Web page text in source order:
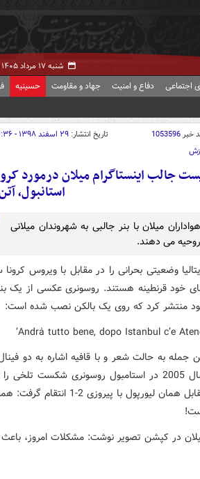
شنبه ۱۷ مرداد ۱۴۰۵ -
اجتماعی دفاع و امنیت جهاد و مقاومت حسینیه
خبر1053596 تاریخ انتشار: ۲۹ اسفند ۱۳۹۸ - ۱۴:۳۶
جالب اینستاگرام میلان درمورد
استانبول،
هواداران میلان با بنر جالبی به شهروندان میلانی
روحیه می دهند.
وضعیتی بحرانی را در مقابل با ویروس
خود قرنطینه هستند. روسونری عکسی از یک
منتشر کرد که روی یک بالکن نصب شده است:
جمله به حالت شعر و با قافیه اشاره به دو
مقابل همان لیورپول با
در کپشن تصویر نوشت: مشکلات امروز،